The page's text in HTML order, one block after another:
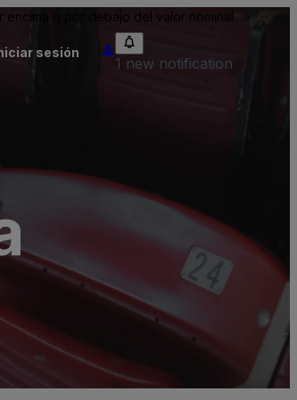
o por debajo del valor nominal.
sesión
1 new notification